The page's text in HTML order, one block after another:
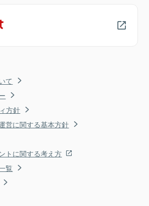
て
方針
営に関する基本方針
トに関する考え方
覧